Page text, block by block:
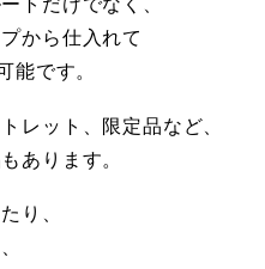
トだけでなく、
から仕入れて
能です。
レット、限定品など、
あります。
り、